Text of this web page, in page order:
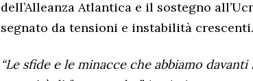
dell’Alleanza Atlantica e il sostegno
segnato da tensioni e instabilità crescenti.
“Le sfide e le minacce che abbiamo